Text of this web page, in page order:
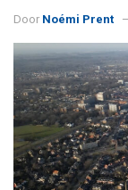
Door Noémi Prent